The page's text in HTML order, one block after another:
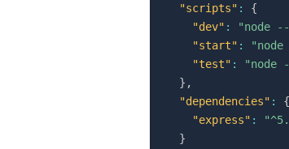
"scripts" :
{
"dev" : "node
"start" :
"test" :
"node
} ,
"dependencies" :
{
"express" :
}